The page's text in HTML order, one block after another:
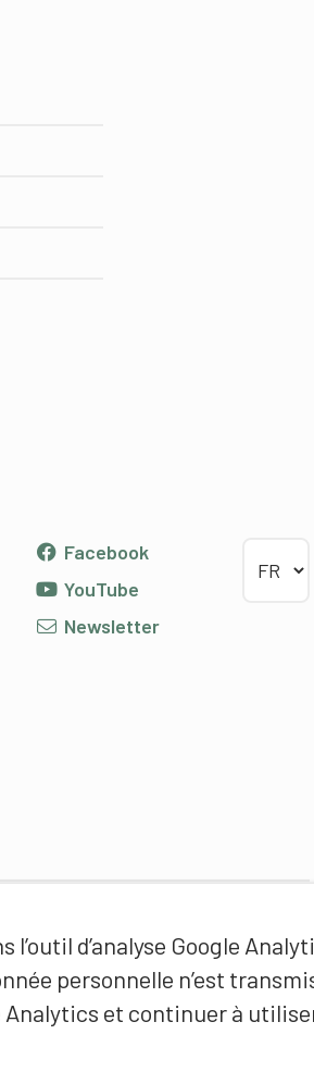
d’analyse Google
personnelle n’est
Analytics et continuer à
Facebook
YouTube
Newsletter
Haute école fédérale de sport
de Macolin HEFSM